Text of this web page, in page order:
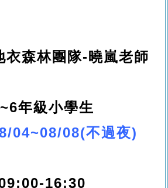
衣森林團隊-曉嵐老師
年級小學生
04~08/08(不過夜)
16:30